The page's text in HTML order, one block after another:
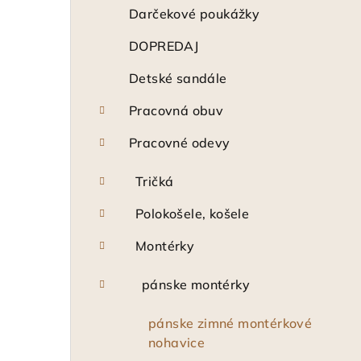
Darčekové poukážky
DOPREDAJ
Detské sandále
Pracovná obuv
Pracovné odevy
Tričká
Polokošele, košele
Montérky
pánske montérky
pánske zimné montérkové
nohavice